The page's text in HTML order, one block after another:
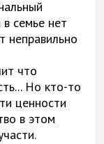
семье нет
неправильно
что
Но кто-то
ценности
в этом